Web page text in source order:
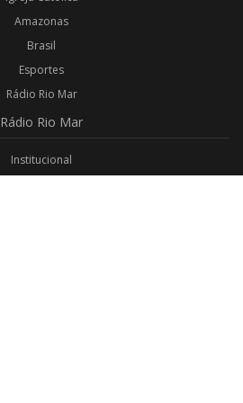
Amazonas
Brasil
Esportes
Rádio Rio Mar
Rádio Rio Mar
Institucional